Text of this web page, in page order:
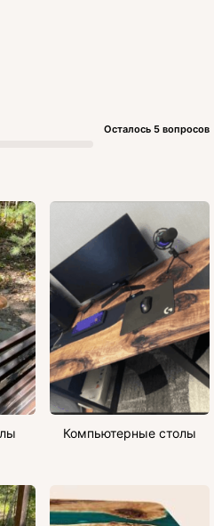
Осталось 5 вопросов
Компьютерные столы